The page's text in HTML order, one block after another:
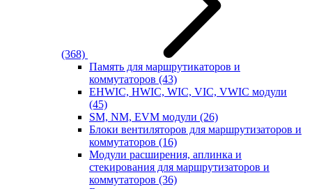
(368)
Память для маршрутикаторов и
коммутаторов (43)
EHWIC, HWIC, WIC, VIC, VWIC модули
(45)
SM, NM, EVM модули (26)
Блоки вентиляторов для маршрутизаторов и
коммутаторов (16)
Модули расширения, аплинка и
стекирования для маршрутизаторов и
коммутаторов (36)